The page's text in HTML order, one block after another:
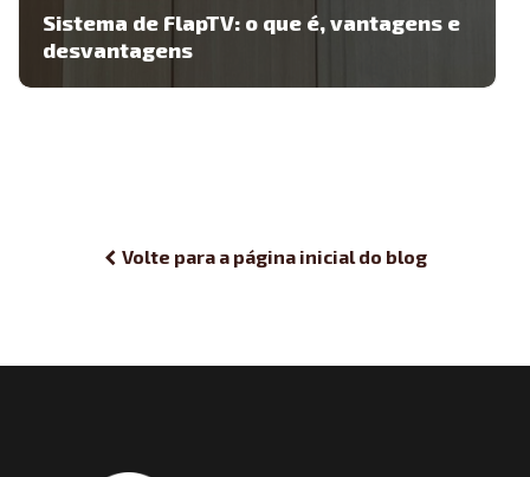
Sistema de FlapTV: o que é, vantagens e
desvantagens
Volte para a página inicial do blog